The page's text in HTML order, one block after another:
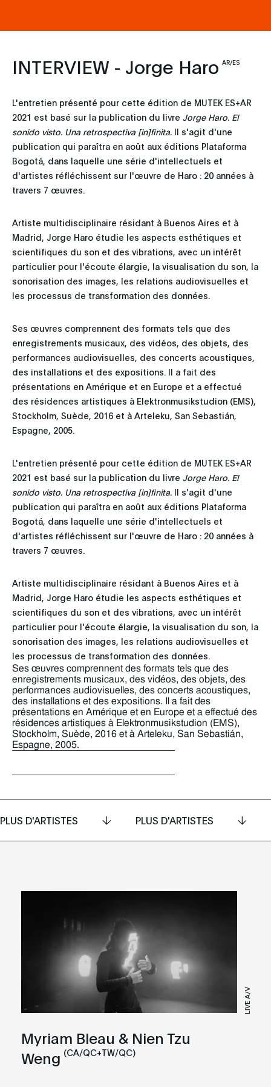
INTERVIEW - Jorge Haro AR/ES
L'entretien présenté pour cette édition de MUTEK ES+AR
2021 est basé sur la publication du livre Jorge Haro. El
sonido visto. Una retrospectiva [in]finita. Il s'agit d'une
publication qui paraîtra en août aux éditions Plataforma
Bogotá, dans laquelle une série d'intellectuels et
d'artistes réfléchissent sur l'œuvre de Haro : 20 années à
travers 7 œuvres.
Artiste multidisciplinaire résidant à Buenos Aires et à
Madrid, Jorge Haro étudie les aspects esthétiques et
scientifiques du son et des vibrations, avec un intérêt
particulier pour l'écoute élargie, la visualisation du son, la
sonorisation des images, les relations audiovisuelles et
les processus de transformation des données.
Ses œuvres comprennent des formats tels que des
enregistrements musicaux, des vidéos, des objets, des
performances audiovisuelles, des concerts acoustiques,
des installations et des expositions. Il a fait des
présentations en Amérique et en Europe et a effectué
des résidences artistiques à Elektronmusikstudion (EMS),
Stockholm, Suède, 2016 et à Arteleku, San Sebastián,
Espagne, 2005.
L'entretien présenté pour cette édition de MUTEK ES+AR
2021 est basé sur la publication du livre Jorge Haro. El
sonido visto. Una retrospectiva [in]finita. Il s'agit d'une
publication qui paraîtra en août aux éditions Plataforma
Bogotá, dans laquelle une série d'intellectuels et
d'artistes réfléchissent sur l'œuvre de Haro : 20 années à
travers 7 œuvres.
Artiste multidisciplinaire résidant à Buenos Aires et à
Madrid, Jorge Haro étudie les aspects esthétiques et
scientifiques du son et des vibrations, avec un intérêt
particulier pour l'écoute élargie, la visualisation du son, la
sonorisation des images, les relations audiovisuelles et
les processus de transformation des données.
Ses œuvres comprennent des formats tels que des
enregistrements musicaux, des vidéos, des objets, des
performances audiovisuelles, des concerts acoustiques,
des installations et des expositions. Il a fait des
présentations en Amérique et en Europe et a effectué des
résidences artistiques à Elektronmusikstudion (EMS),
Stockholm, Suède, 2016 et à Arteleku, San Sebastián,
Espagne, 2005.
PLUS D'ARTISTES PLUS D'ARTISTES
LIVE A/V
Myriam Bleau & Nien Tzu
Weng (CA/QC+TW/QC)